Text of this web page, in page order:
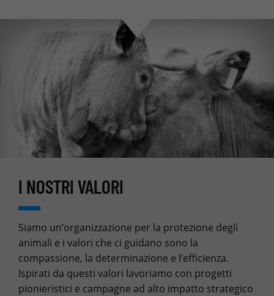
I NOSTRI VALORI
Siamo un’organizzazione per la protezione degli
animali e i valori che ci guidano sono la
compassione, la determinazione e l’efficienza.
Ispirati da questi valori lavoriamo con progetti
pionieristici e campagne ad alto impatto strategico